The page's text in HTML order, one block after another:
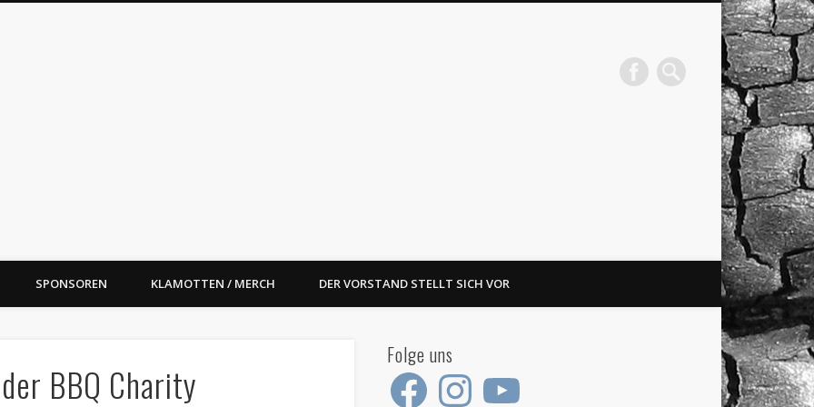
SPONSOREN KLAMOTTEN / MERCH DER VORSTAND STELLT SICH VOR
BBQ Charity
Folge uns
Facebook Instagram